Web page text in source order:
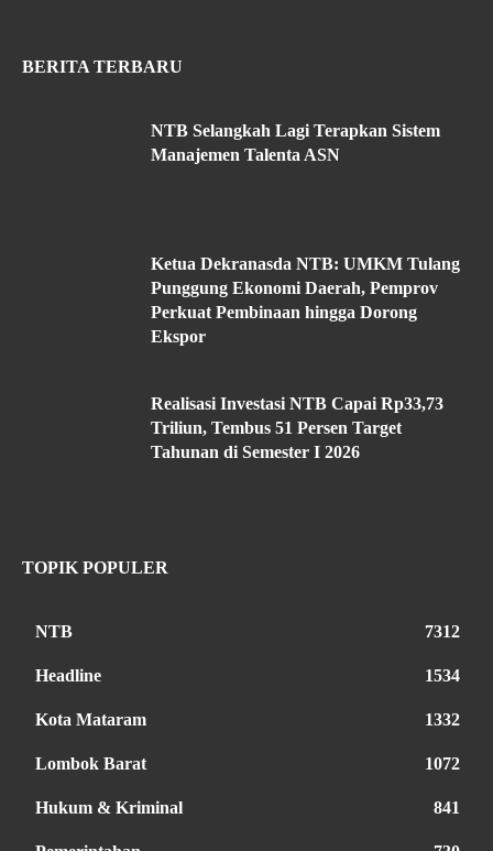
BERITA TERBARU
NTB Selangkah Lagi Terapkan Sistem
Manajemen Talenta ASN
Ketua Dekranasda NTB: UMKM Tulang
Punggung Ekonomi Daerah, Pemprov
Perkuat Pembinaan hingga Dorong
Ekspor
Realisasi Investasi NTB Capai Rp33,73
Triliun, Tembus 51 Persen Target
Tahunan di Semester I 2026
TOPIK POPULER
NTB 7312
Headline 1534
Kota Mataram 1332
Lombok Barat 1072
Hukum & Kriminal 841